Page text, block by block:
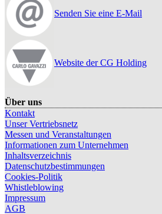
Senden Sie eine E-Mail
Website der CG Holding
Über uns
Kontakt
Unser Vertriebsnetz
Messen und Veranstaltungen
Informationen zum Unternehmen
Inhaltsverzeichnis
Datenschutzbestimmungen
Cookies-Politik
Whistleblowing
Impressum
AGB